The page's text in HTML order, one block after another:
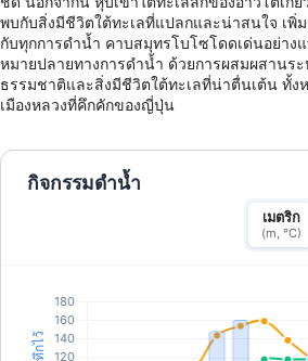
พบกับสิ่งมีชีวิตใต้ทะเลที่แปลกและน่าสนใจ เพิ่
กับทุกการดำน้ำ คาบสมุทรโบโซโดดเด่นอย่าง
หมายปลายทางการดำน้ำ ด้วยการผสมผสานร
ธรรมชาติและสิ่งมีชีวิตใต้ทะเลที่น่าตื่นเต้น ทั้ง
เมืองหลวงที่คึกคักของญี่ปุ่น
กิจกรรมดำน้ำ
เมตริก
(m, °C)